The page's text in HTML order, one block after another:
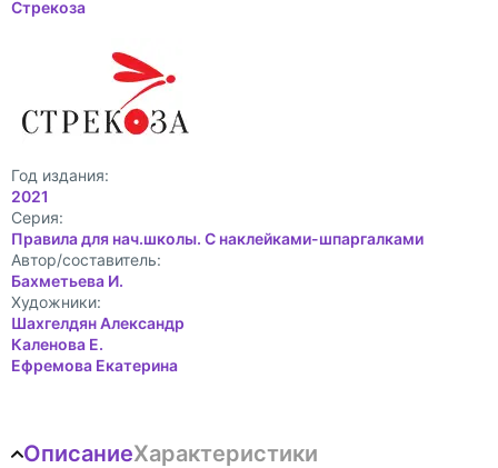
Стрекоза
Год издания:
2021
Cерия:
Правила для нач.школы. С наклейками-шпаргалками
Автор/составитель:
Бахметьева И.
Художники:
Шахгелдян Александр
Каленова Е.
Ефремова Екатерина
ОписаниеХарактеристики